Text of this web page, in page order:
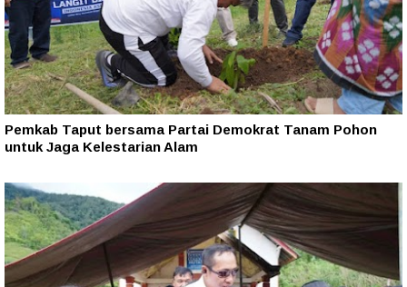
Pemkab Taput bersama Partai Demokrat Tanam Pohon
untuk Jaga Kelestarian Alam